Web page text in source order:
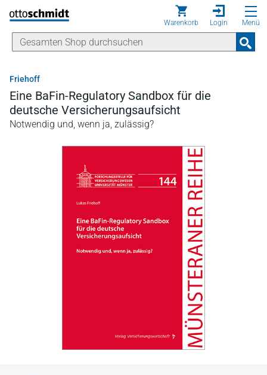
Direkt zum Inhalt
Warenkorb Login Menü
Friehoff
Eine BaFin-Regulatory Sandbox für die
deutsche Versicherungsaufsicht
Notwendig und, wenn ja, zulässig?